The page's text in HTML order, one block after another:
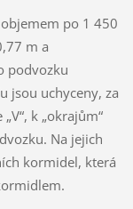
po 1 450
m a
podvozku
jsou uchyceny, za
k „okrajům“
Na jejich
kormidel, která